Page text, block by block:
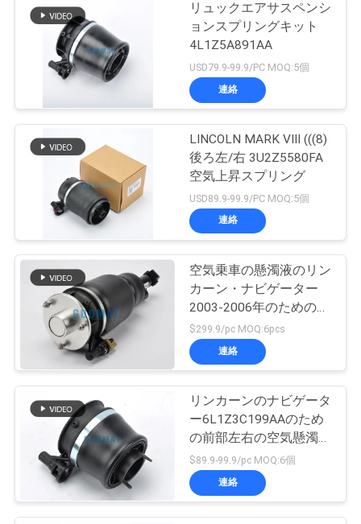
な
用
し
な
BMW の空気懸濁液
の部品
74
Audi の空気懸濁液
の部品
ランド ローバーの
空気ばね
リュックエアサスペンシ
ョンスプリングキット
4L1Z5A891AA
USD79.9-99.9/PC MOQ:5個
連絡
LINCOLN MARK VIII (((8)
後ろ左/右 3U2Z5580FA
空気上昇スプリング
USD89.9-99.9/PC MOQ:5個
連絡
空気乗車の懸濁液のリン
カーン・ナビゲーター
2003-2006年のための後
部左の空気衝撃吸収材
6L1Z18A099DA
$299.9/pc MOQ:6pcs
連絡
リンカーンのナビゲータ
ー6L1Z3C199AAのため
の前部左右の空気懸濁液
袋車の空気ばね
$89.9-99.9/pc MOQ:6個
連絡